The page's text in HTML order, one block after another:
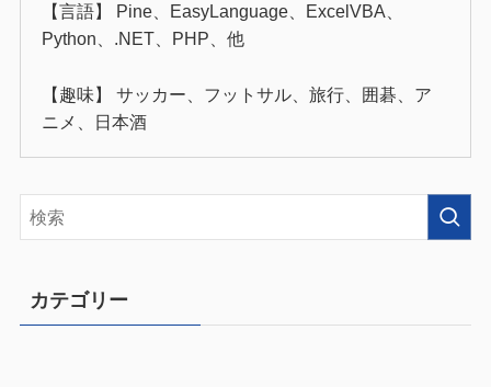
【言語】 Pine、EasyLanguage、ExcelVBA、
Python、.NET、PHP、他
【趣味】 サッカー、フットサル、旅行、囲碁、ア
ニメ、日本酒
カテゴリー